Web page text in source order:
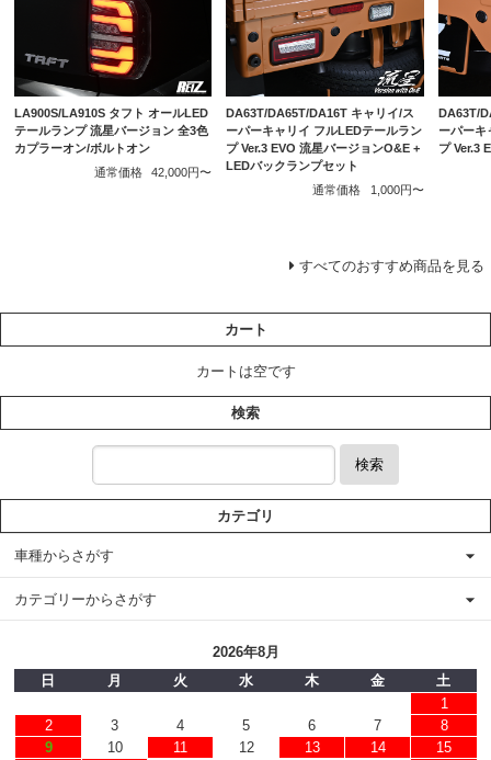
LA900S/LA910S タフト オールLED
テールランプ 流星バージョン 全3色
カプラーオン/ボルトオン
通常価格
42,000円〜
DA63T/DA65T/DA16T キャリイ/ス
ーパーキャリイ フルLEDテールラン
プ Ver.3 EVO 流星バージョンO&E +
LEDバックランプセット
通常価格
1,000円〜
DA63T/
ーパーキ
プ Ver.3
すべてのおすすめ商品を見る
カート
カートは空です
検索
検索
カテゴリ
車種からさがす
カテゴリーからさがす
2026年8月
日
月 火 水 木 金
土
1
2
3 4 5 6 7
8
9
10 11 12 13 14
15